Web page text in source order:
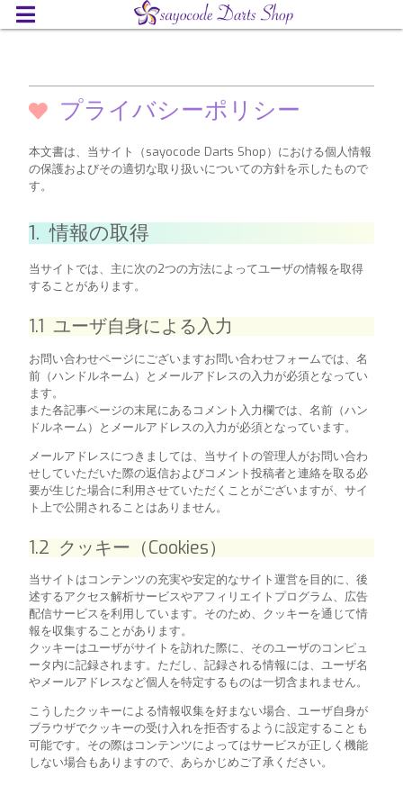
プライバシーポリシー
本文書は、当サイト（sayocode Darts Shop）における個人情報
の保護およびその適切な取り扱いについての方針を示したもので
す。
1. 情報の取得
当サイトでは、主に次の2つの方法によってユーザの情報を取得
することがあります。
1.1 ユーザ自身による入力
お問い合わせページにございますお問い合わせフォームでは、名
前（ハンドルネーム）とメールアドレスの入力が必須となってい
ます。
また各記事ページの末尾にあるコメント入力欄では、名前（ハン
ドルネーム）とメールアドレスの入力が必須となっています。
メールアドレスにつきましては、当サイトの管理人がお問い合わ
せしていただいた際の返信およびコメント投稿者と連絡を取る必
要が生じた場合に利用させていただくことがございますが、サイ
ト上で公開されることはありません。
1.2 クッキー（Cookies）
当サイトはコンテンツの充実や安定的なサイト運営を目的に、後
述するアクセス解析サービスやアフィリエイトプログラム、広告
配信サービスを利用しています。そのため、クッキーを通じて情
報を収集することがあります。
クッキーはユーザがサイトを訪れた際に、そのユーザのコンピュ
ータ内に記録されます。ただし、記録される情報には、ユーザ名
やメールアドレスなど個人を特定するものは一切含まれません。
こうしたクッキーによる情報収集を好まない場合、ユーザ自身が
ブラウザでクッキーの受け入れを拒否するように設定することも
可能です。その際はコンテンツによってはサービスが正しく機能
しない場合もありますので、あらかじめご了承ください。